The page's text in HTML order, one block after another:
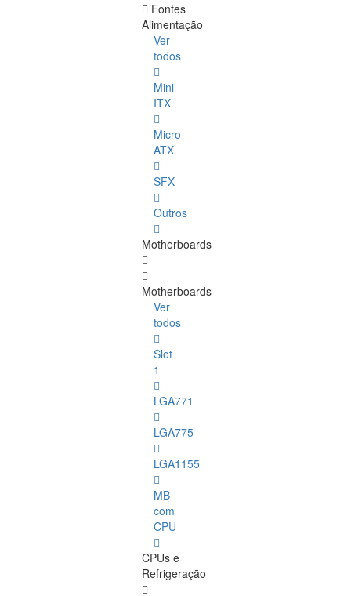
Fontes
Alimentação
Ver
todos
Mini-
ITX
Micro-
ATX
SFX
Outros
Motherboards
Motherboards
Ver
todos
Slot
1
LGA771
LGA775
LGA1155
MB
com
CPU
CPUs e
Refrigeração